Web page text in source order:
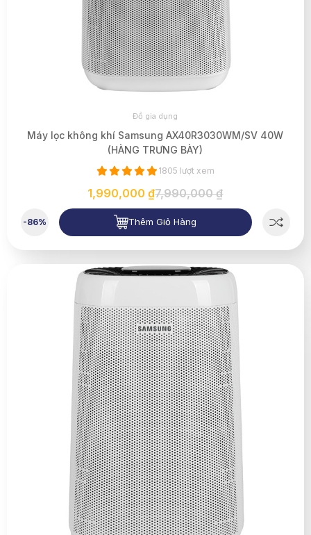
Đồ gia dụng
Máy lọc không khí Samsung AX40R3030WM/SV 40W
(HÀNG TRƯNG BÀY)
1805 lượt xem
1,990,000 ₫7,990,000 ₫
-86% Thêm Giỏ Hàng